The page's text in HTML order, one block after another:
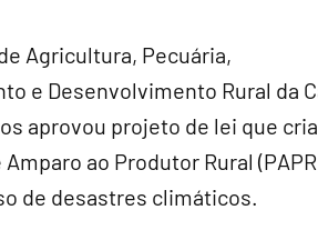
Agricultura, Pecuária,
e Desenvolvimento Rural da
aprovou projeto de lei que
ao Produtor Rural
de desastres climáticos.